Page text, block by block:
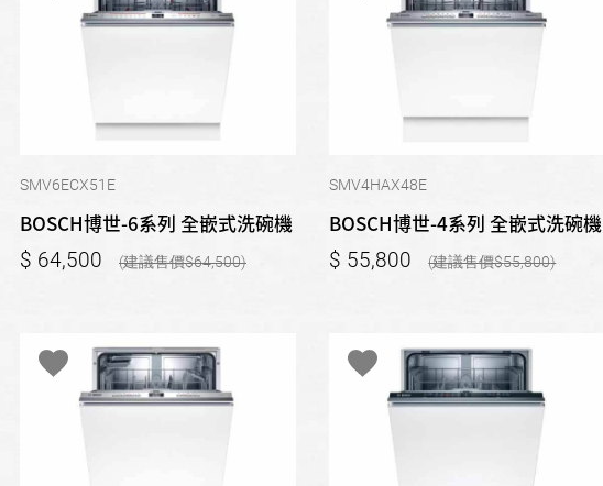
SMV6ECX51E
BOSCH博世-6系列 全嵌式洗碗機
64,500 64,500
SMV4HAX48E
BOSCH博世-4系列 全嵌式洗碗機
55,800 55,800